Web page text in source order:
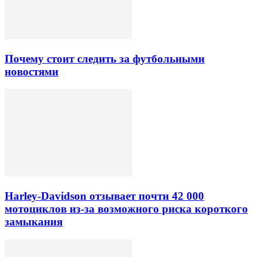
Почему стоит следить за футбольными
новостями
Harley-Davidson отзывает почти 42 000
мотоциклов из-за возможного риска короткого
замыкания